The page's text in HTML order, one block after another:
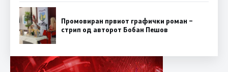
Промовиран првиот графички роман –
стрип од авторот Бобан Пешов